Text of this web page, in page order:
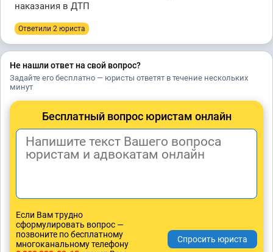
наказания в ДТП
Ответили 2 юристa
Не нашли ответ на свой вопрос?
Задайте его бесплатно — юристы ответят в течение нескольких
минут
Бесплатный вопрос юристам онлайн
Если Вам трудно
сформулировать вопрос —
позвоните по бесплатному
многоканальному телефону